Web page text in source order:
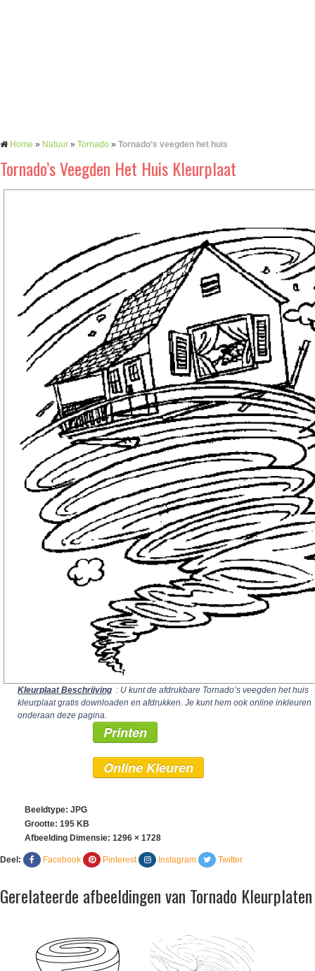
Home » Natuur » Tornado » Tornado’s veegden het huis
Tornado’s Veegden Het Huis Kleurplaat
Kleurplaat Beschrijving : U kunt de afdrukbare Tornado’s veegden het huis
kleurplaat gratis downloaden en afdrukken. Je kunt hem ook online inkleuren
onderaan deze pagina.
Printen
Online Kleuren
Beeldtype: JPG
Grootte: 195 KB
Afbeelding Dimensie: 1296 × 1728
Deel: Facebook Pinterest Instagram Twitter
Gerelateerde afbeeldingen van Tornado Kleurplaten